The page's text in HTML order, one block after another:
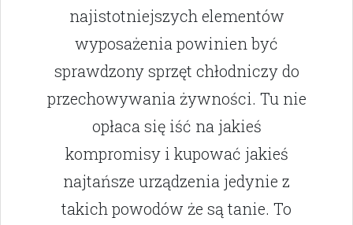
najistotniejszych elementów
wyposażenia powinien być
sprawdzony sprzęt chłodniczy do
przechowywania żywności. Tu nie
opłaca się iść na jakieś
kompromisy i kupować jakieś
najtańsze urządzenia jedynie z
takich powodów że są tanie. To